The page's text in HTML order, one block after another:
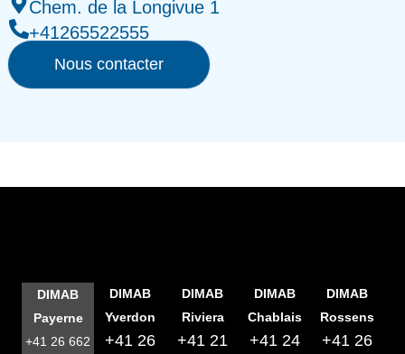
Chem. de la Longivue 1
+41265522555
Nous contacter
DIMAB
Payerne
+41 26 662
DIMAB
Yverdon
+41 26
DIMAB
Riviera
+41 21
DIMAB
Chablais
+41 24
DIMAB
Rossens
+41 26